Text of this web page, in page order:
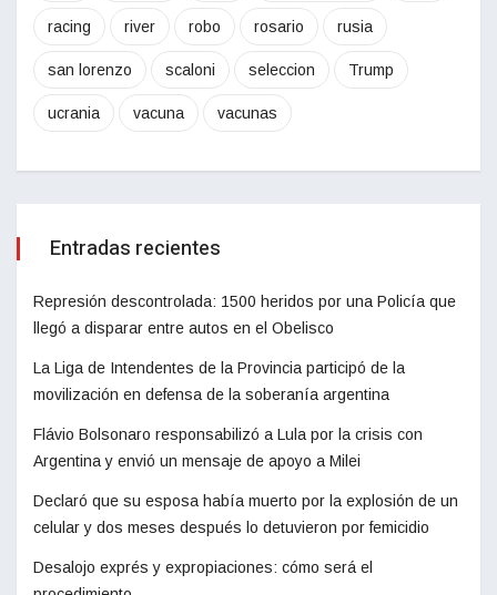
racing river robo rosario rusia
san lorenzo scaloni seleccion Trump
ucrania vacuna vacunas
Entradas recientes
Represión descontrolada: 1500 heridos por una Policía que
llegó a disparar entre autos en el Obelisco
La Liga de Intendentes de la Provincia participó de la
movilización en defensa de la soberanía argentina
Flávio Bolsonaro responsabilizó a Lula por la crisis con
Argentina y envió un mensaje de apoyo a Milei
Declaró que su esposa había muerto por la explosión de un
celular y dos meses después lo detuvieron por femicidio
Desalojo exprés y expropiaciones: cómo será el